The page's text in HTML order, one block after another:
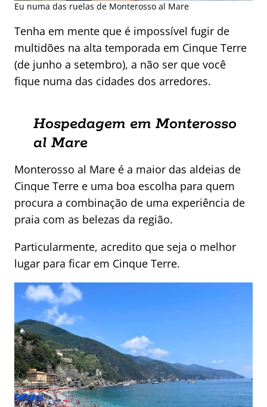
Eu numa das ruelas de Monterosso al Mare
Tenha em mente que é impossível fugir de
multidões na alta temporada em Cinque Terre
(de junho a setembro), a não ser que você
fique numa das cidades dos arredores.
Hospedagem em Monterosso
al Mare
Monterosso al Mare é a maior das aldeias de
Cinque Terre e uma boa escolha para quem
procura a combinação de uma experiência de
praia com as belezas da região.
Particularmente, acredito que seja o melhor
lugar para ficar em Cinque Terre.